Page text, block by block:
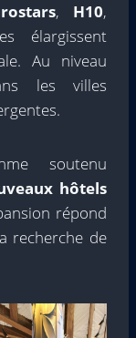
, H10,
élargissent
Au niveau
les villes
soutenu
hôtels
répond
recherche de